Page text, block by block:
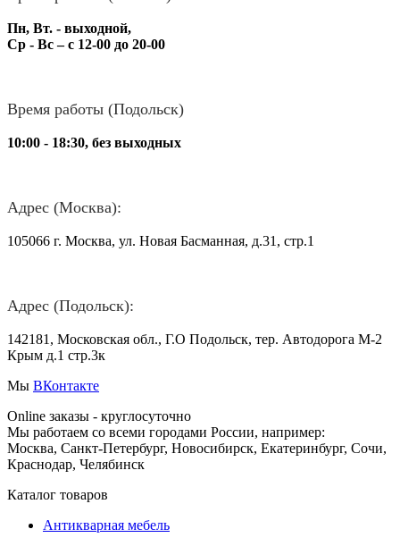
Пн, Вт. - выходной,
Ср - Вс – с 12-00 до 20-00
Время работы (Подольск)
10:00 - 18:30, без выходных
Адрес (Москва):
105066 г. Москва, ул. Новая Басманная, д.31, стр.1
Адрес (Подольск):
142181, Московская обл., Г.О Подольск, тер. Автодорога М-2
Крым д.1 стр.3к
Мы ВКонтакте
Online заказы - круглосуточно
Мы работаем со всеми городами России, например:
Москва, Санкт-Петербург, Новосибирск, Екатеринбург, Сочи,
Краснодар, Челябинск
Каталог товаров
Антикварная мебель